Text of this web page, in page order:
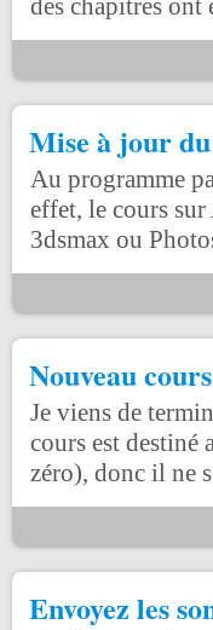
des chapitres
Mise à jour
Au programme
effet, le cours
3dsmax ou
Nouveau cours
Je viens de
cours est destiné
zéro), donc il ne
Envoyez les